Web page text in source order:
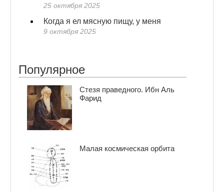
25 октября 2025
Когда я ел мясную пищу, у меня
9 октября 2025
Популярное
Стезя праведного. Ибн Аль
Фарид
Малая космическая орбита